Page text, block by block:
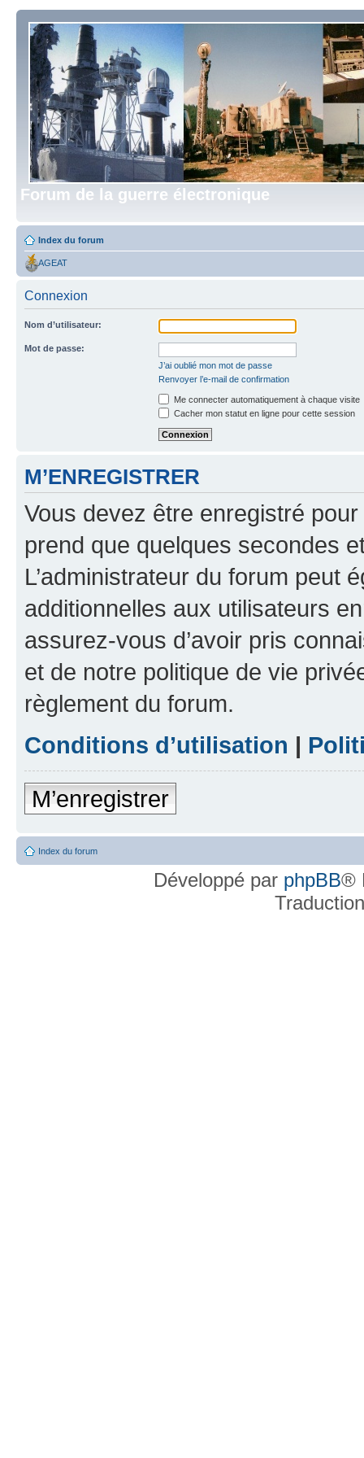
Forum de la guerre électronique
Index du forum
AGEAT
Connexion
Nom d’utilisateur:
Mot de passe:
J’ai oublié mon mot de passe
Renvoyer l’e-mail de confirmation
Me connecter automatiquement à chaque visite
Cacher mon statut en ligne pour cette session
M’ENREGISTRER
Vous devez être enregistré
prend que quelques secondes
L’administrateur du forum peut
additionnelles aux utilisateurs
assurez-vous d’avoir pris
et de notre politique de vie
règlement du forum.
Conditions d’utilisation |
M’enregistrer
Index du forum
Développé par phpBB®